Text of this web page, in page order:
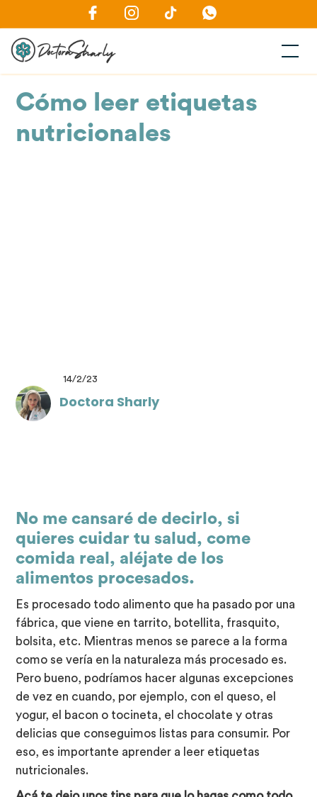
Volver a Blog
Cómo leer etiquetas
nutricionales
14/2/23
Doctora Sharly
No me cansaré de decirlo, si
quieres cuidar tu salud, come
comida real, aléjate de los
alimentos procesados.
Es procesado todo alimento que ha pasado por una
fábrica, que viene en tarrito, botellita, frasquito,
bolsita, etc. Mientras menos se parece a la forma
como se vería en la naturaleza más procesado es.
Pero bueno, podríamos hacer algunas excepciones
de vez en cuando, por ejemplo, con el queso, el
yogur, el bacon o tocineta, el chocolate y otras
delicias que conseguimos listas para consumir. Por
eso, es importante aprender a leer etiquetas
nutricionales.